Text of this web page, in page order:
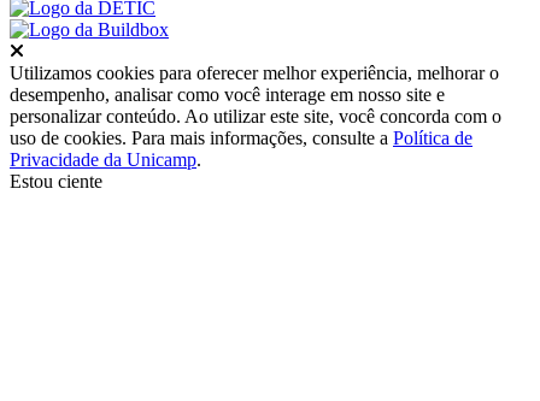
Utilizamos cookies para oferecer melhor experiência, melhorar o
desempenho, analisar como você interage em nosso site e
personalizar conteúdo. Ao utilizar este site, você concorda com o
uso de cookies. Para mais informações, consulte a Política de
Privacidade da Unicamp.
Estou ciente